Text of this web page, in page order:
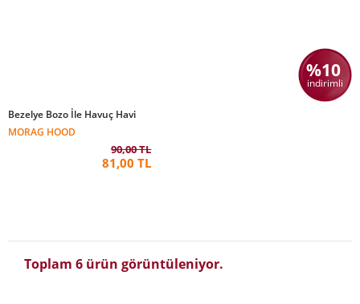
%10
indirimli
Bezelye Bozo İle Havuç Havi
MORAG HOOD
90,00 TL
81,00 TL
Toplam 6 ürün görüntüleniyor.